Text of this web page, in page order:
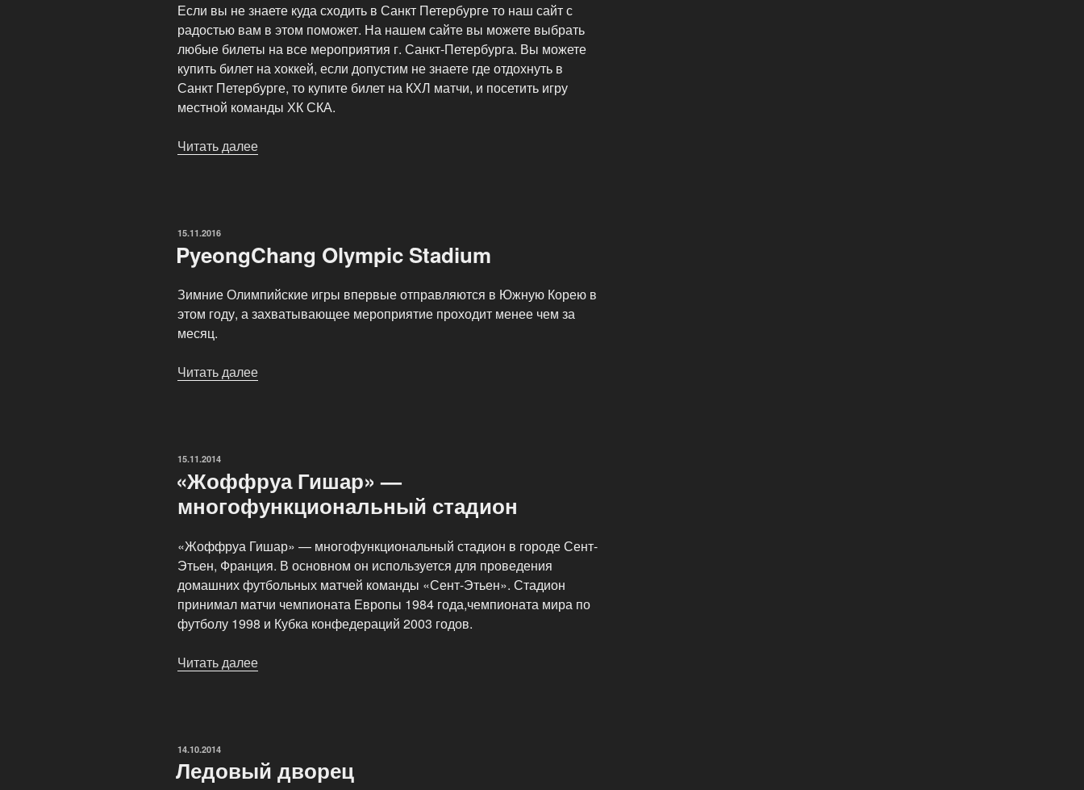
Если вы не знаете куда сходить в Санкт Петербурге то наш сайт с
радостью вам в этом поможет. На нашем сайте вы можете выбрать
любые билеты на все мероприятия г. Санкт-Петербурга. Вы можете
купить билет на хоккей, если допустим не знаете где отдохнуть в
Санкт Петербурге, то купите билет на КХЛ матчи, и посетить игру
местной команды ХК СКА.
Читать далее
футболу»
ОПУБЛИКОВАНО
15.11.2016
PyeongChang Olympic Stadium
Зимние Олимпийские игры впервые отправляются в Южную Корею в
этом году, а захватывающее мероприятие проходит менее чем за
месяц.
Читать далее
ОПУБЛИКОВАНО
15.11.2014
«Жоффруа Гишар» —
многофункциональный стадион
«Жоффруа Гишар» — многофункциональный стадион в городе Сент-
Этьен, Франция. В основном он используется для проведения
домашних футбольных матчей команды «Сент-Этьен». Стадион
принимал матчи чемпионата Европы 1984 года,чемпионата мира по
футболу 1998 и Кубка конфедераций 2003 годов.
Читать далее
ОПУБЛИКОВАНО
14.10.2014
Ледовый дворец